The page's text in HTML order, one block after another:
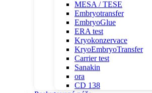
MESA / TESE
Embryotransfer
EmbryoGlue
ERA test
Kryokonzervace
KryoEmbryoTransfer
Carrier test
Sanakin
ora
CD 138